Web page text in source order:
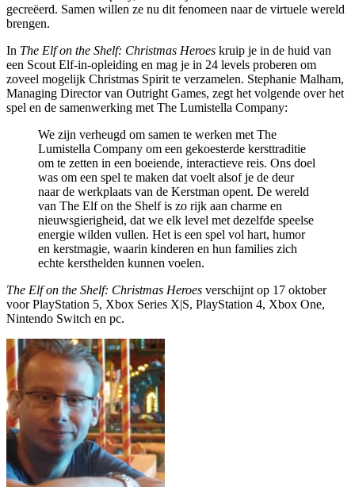
gecreëerd. Samen willen ze nu dit fenomeen naar de virtuele wereld
brengen.
In The Elf on the Shelf: Christmas Heroes kruip je in de huid van
een Scout Elf-in-opleiding en mag je in 24 levels proberen om
zoveel mogelijk Christmas Spirit te verzamelen. Stephanie Malham,
Managing Director van Outright Games, zegt het volgende over het
spel en de samenwerking met The Lumistella Company:
We zijn verheugd om samen te werken met The
Lumistella Company om een gekoesterde kersttraditie
om te zetten in een boeiende, interactieve reis. Ons doel
was om een spel te maken dat voelt alsof je de deur
naar de werkplaats van de Kerstman opent. De wereld
van The Elf on the Shelf is zo rijk aan charme en
nieuwsgierigheid, dat we elk level met dezelfde speelse
energie wilden vullen. Het is een spel vol hart, humor
en kerstmagie, waarin kinderen en hun families zich
echte kersthelden kunnen voelen.
The Elf on the Shelf: Christmas Heroes verschijnt op 17 oktober
voor PlayStation 5, Xbox Series X|S, PlayStation 4, Xbox One,
Nintendo Switch en pc.